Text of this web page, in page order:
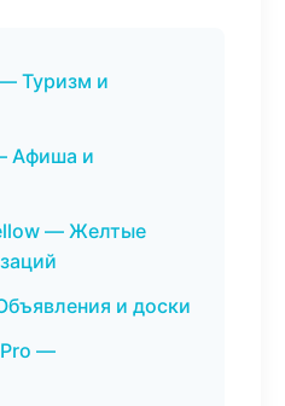
Туризм и
Афиша и
— Желтые
и доски
Pro —